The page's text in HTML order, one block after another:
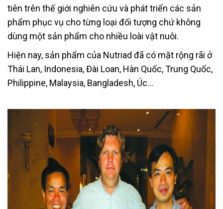
tiên trên thế giới nghiên cứu và phát triển các sản
phẩm phục vụ cho từng loại đối tượng chứ không
dùng một sản phẩm cho nhiều loài vật nuôi.
Hiện nay, sản phẩm của Nutriad đã có mặt rộng rãi ở
Thái Lan, Indonesia, Đài Loan, Hàn Quốc, Trung Quốc,
Philippine, Malaysia, Bangladesh, Úc…